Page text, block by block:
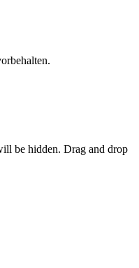
be hidden. Drag and drop